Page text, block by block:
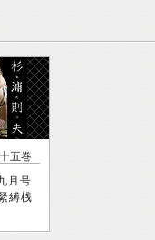
五巻
月号
縛桟